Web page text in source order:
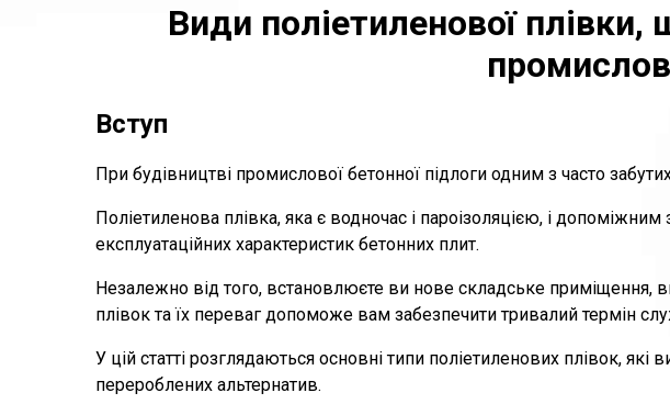
Види поліетиленової
Вступ
При будівництві промислової бетонної підлоги одним з часто
Поліетиленова плівка, яка є водночас і пароізоляцією, і допоміжним
експлуатаційних характеристик бетонних плит.
Незалежно від того, встановлюєте ви нове складське приміщення,
плівок та їх переваг допоможе вам забезпечити тривалий термін
У цій статті розглядаються основні типи поліетиленових плівок,
перероблених альтернатив.